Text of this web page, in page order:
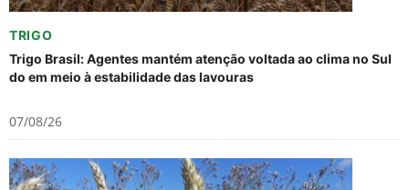
TRIGO
Trigo Brasil: Agentes mantém atenção voltada ao clima no Sul
do em meio à estabilidade das lavouras
07/08/26